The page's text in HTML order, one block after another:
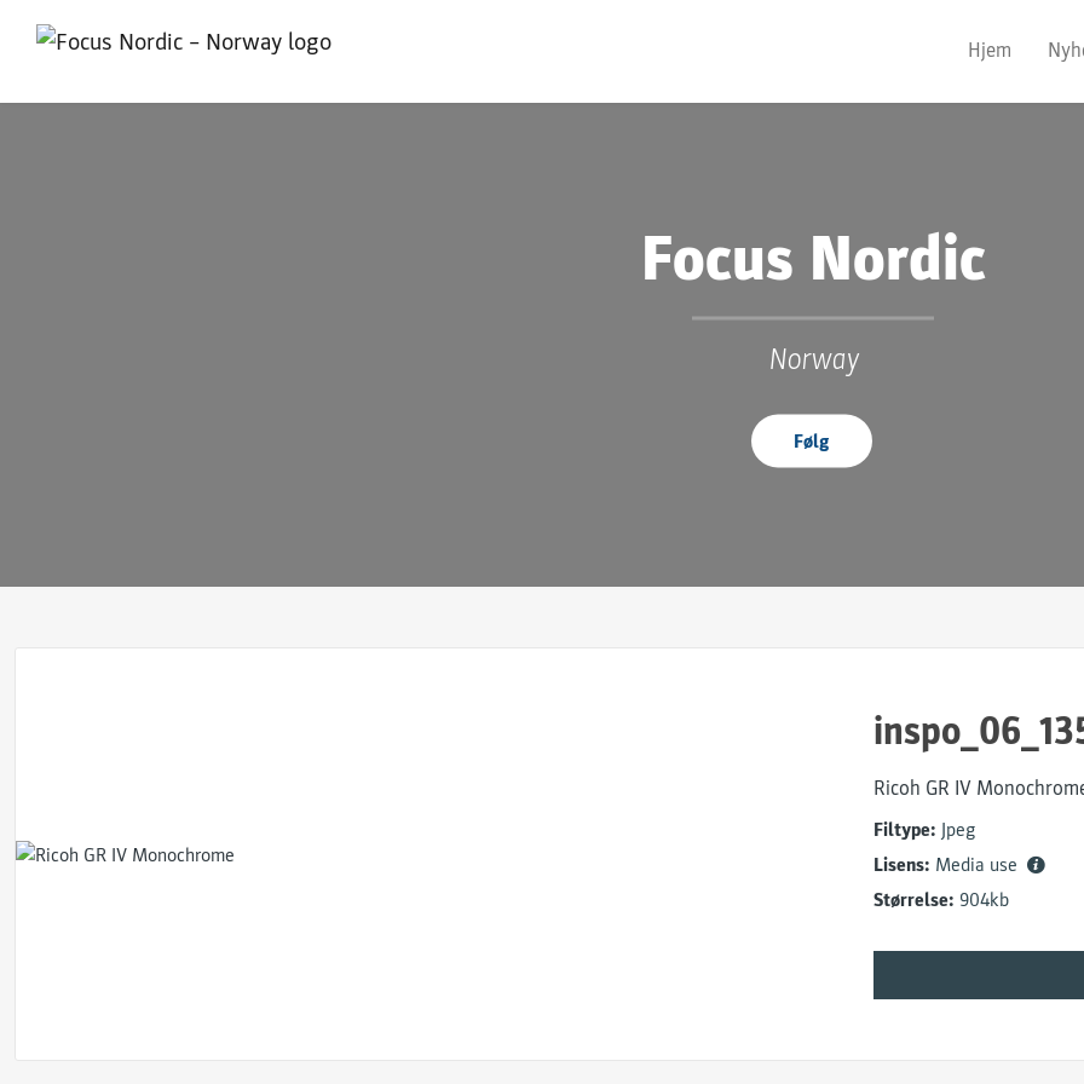
Hjem
Focus Nordic
Norway
Følg
Ricoh GR IV
Filtype: Jpeg
Lisens: Media use
Størrelse: 904kb